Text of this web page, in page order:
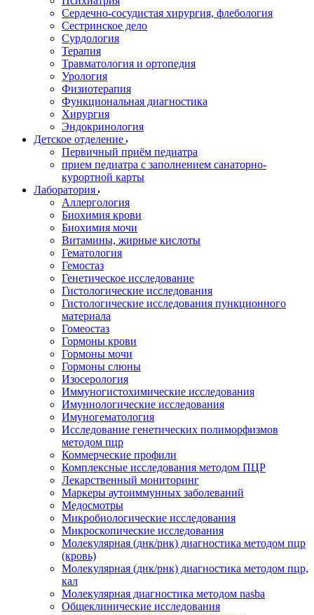
Сердечно-сосудистая хирургия, флебология
Сестринское дело
Сурдология
Терапия
Травматология и ортопедия
Урология
Физиотерапия
Функциональная диагностика
Хирургия
Эндокринология
Детское отделение
Первичный приём педиатра
прием педиатра с заполнением санаторно-
курортной карты
Лаборатория
Аллергология
Биохимия крови
Биохимия мочи
Витамины, жирные кислоты
Гематология
Гемостаз
Генетическое исследование
Гистологические исследования
Гистологические исследования пункционного
материала
Гомеостаз
Гормоны крови
Гормоны мочи
Гормоны слюны
Изосерология
Иммуногистохимические исследования
Имуннологические исследования
Имуногематология
Исследование генетических полиморфизмов
методом пцр
Коммерческие профили
Комплексные исследования методом ПЦР
Лекарственный мониторинг
Маркеры аутоиммунных заболеваний
Медосмотры
Микробиологические исследования
Микроскопические исследования
Молекулярная (днк/рнк) диагностика методом пцр
(кровь)
Молекулярная (днк/рнк) диагностика методом пцр,
кал
Молекулярная диагностика методом nasba
Общеклинические исследования